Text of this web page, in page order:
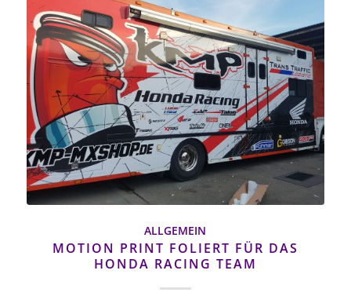
ALLGEMEIN
MOTION PRINT FOLIERT FÜR DAS
HONDA RACING TEAM